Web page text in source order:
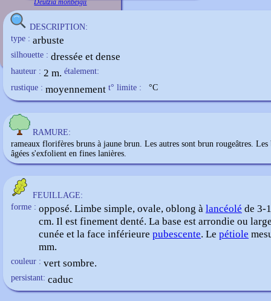
Deutzia monbeigii
DESCRIPTION:
type : arbuste
silhouette : dressée et dense
hauteur : 2 m. étalement:
rustique : moyennement t° limite : °C
RAMURE:
rameaux florifères bruns à jaune brun. Les autres sont brun rougeâtres. Les
âgées s'exfolient en fines lanières.
FEUILLAGE:
forme : opposé. Limbe simple, ovale, oblong à lancéolé de 3-
cm. Il est finement denté. La base est arrondie ou
cunée et la face inférieure pubescente. Le pétiole
mm.
couleur : vert sombre.
persistant: caduc